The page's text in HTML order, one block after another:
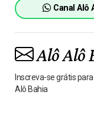
Canal Alô
Alô Alô
Inscreva-se grátis
Alô Bahia